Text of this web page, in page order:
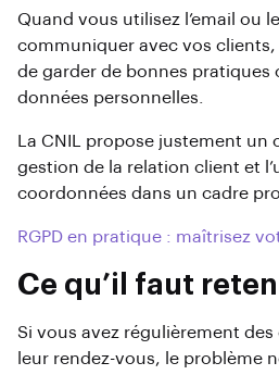
Quand vous utilisez l’email ou
communiquer avec vos
de garder de bonnes pratiques
données personnelles.
La CNIL propose justement un
gestion de la relation client et
coordonnées dans un cadre
RGPD en pratique : maîtrisez
Ce qu’il faut
Si vous avez régulièrement
leur rendez-vous, le problème